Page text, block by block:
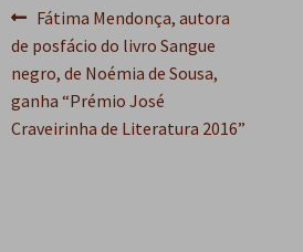
Navegação
de
Post
Post
anterior:
Fátima Mendonça, autora
de posfácio do livro Sangue
negro, de Noémia de Sousa,
ganha “Prémio José
Craveirinha de Literatura 2016”